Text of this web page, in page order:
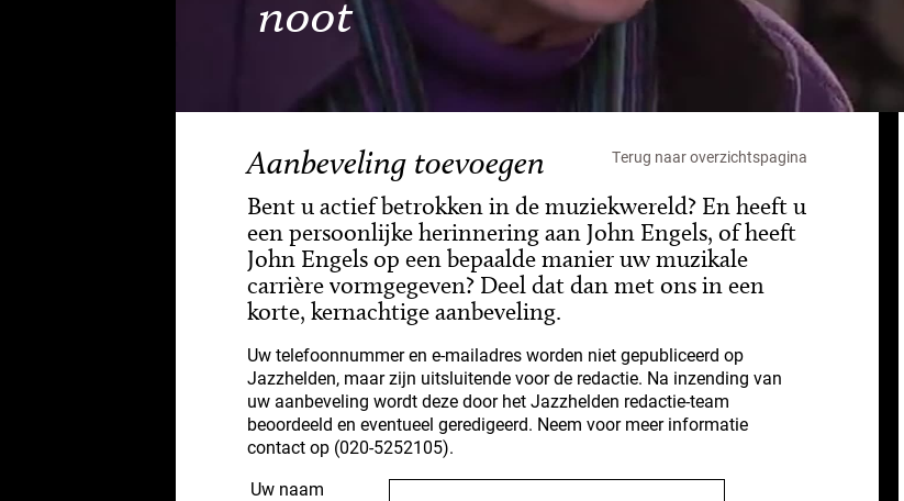
noot
Aanbeveling toevoegen Terug naar overzichtspagina
Bent u actief betrokken in de muziekwereld? En heeft u
een persoonlijke herinnering aan John Engels, of heeft
John Engels op een bepaalde manier uw muzikale
carrière vormgegeven? Deel dat dan met ons in een
korte, kernachtige aanbeveling.
Uw telefoonnummer en e-mailadres worden niet gepubliceerd op
Jazzhelden, maar zijn uitsluitende voor de redactie. Na inzending van
uw aanbeveling wordt deze door het Jazzhelden redactie-team
beoordeeld en eventueel geredigeerd. Neem voor meer informatie
contact op (020-5252105).
Uw naam